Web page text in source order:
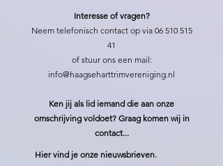
Interesse of vragen?
Neem telefonisch contact op via 06 510 515
41
of stuur ons een mail:
info@haagseharttrimvereniging.nl
Ken jij als lid iemand die aan onze
omschrijving voldoet? Graag komen wij in
contact...
Hier vind je onze nieuwsbrieven.